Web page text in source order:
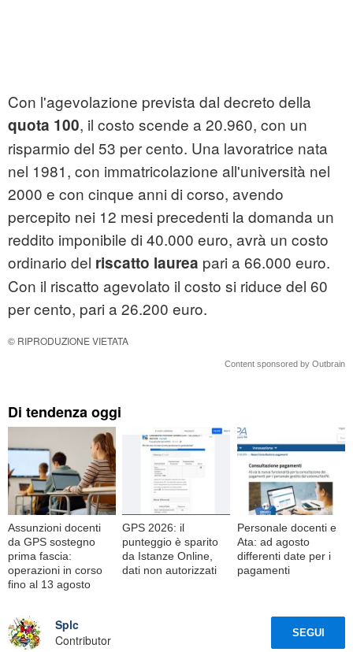
Con l'agevolazione prevista dal decreto della
quota 100, il costo scende a 20.960, con un
risparmio del 53 per cento. Una lavoratrice nata
nel 1981, con immatricolazione all'università nel
2000 e con cinque anni di corso, avendo
percepito nei 12 mesi precedenti la domanda un
reddito imponibile di 40.000 euro, avrà un costo
ordinario del riscatto laurea pari a 66.000 euro.
Con il riscatto agevolato il costo si riduce del 60
per cento, pari a 26.200 euro.
© RIPRODUZIONE VIETATA
Content sponsored by Outbrain
Di tendenza oggi
Assunzioni docenti
da GPS sostegno
prima fascia:
operazioni in corso
fino al 13 agosto
GPS 2026: il
punteggio è sparito
da Istanze Online,
dati non autorizzati
Personale docenti e
Ata: ad agosto
differenti date per i
pagamenti
Splc
Contributor
SEGUI